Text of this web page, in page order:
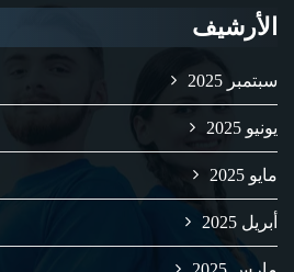
الأرشيف
سبتمبر 2025
يونيو 2025
مايو 2025
أبريل 2025